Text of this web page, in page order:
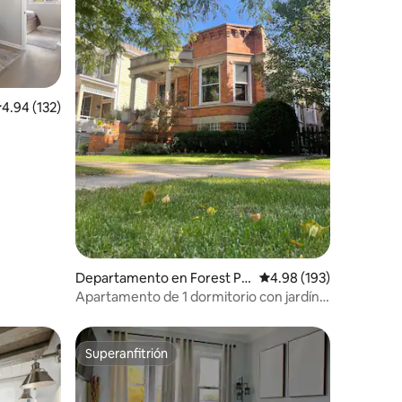
promedio: 4.94 de 5; 132 evaluaciones
4.94 (132)
Departamento en Forest Pa
rk
Calificación promedio:
4.98 (193)
Apartamento de 1 dormitorio con jardín
Superanfitrión
Superanfitrión